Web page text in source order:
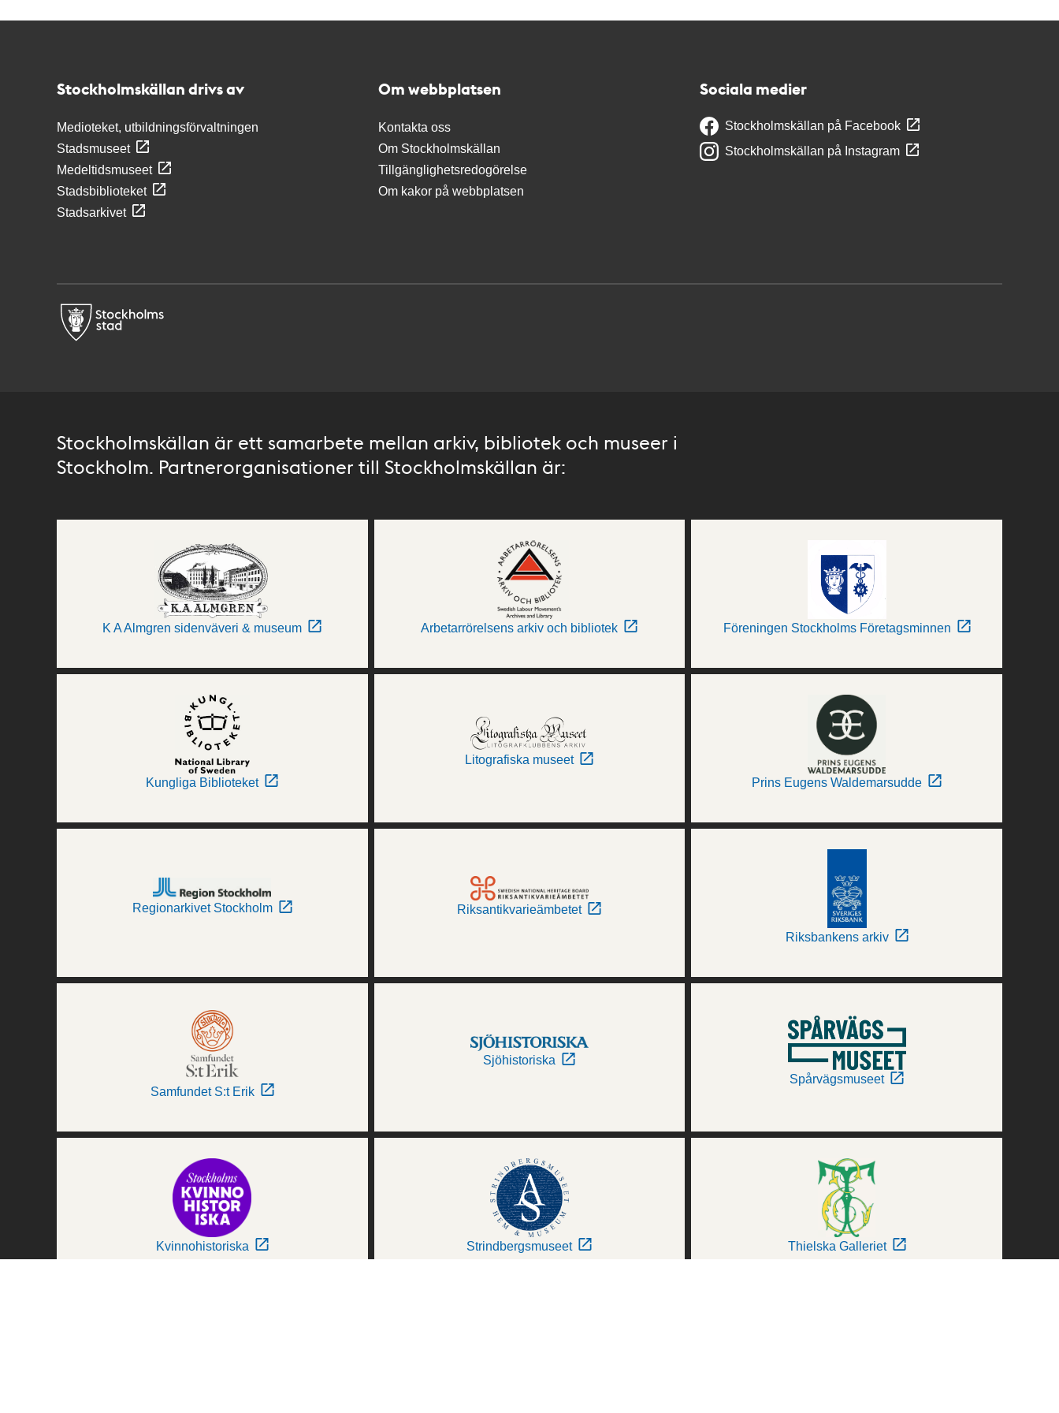
Stockholmskällan drivs av
Medioteket, utbildningsförvaltningen
Stadsmuseet
Medeltidsmuseet
Stadsbiblioteket
Stadsarkivet
Om webbplatsen
Kontakta oss
Om Stockholmskällan
Tillgänglighetsredogörelse
Om kakor på webbplatsen
Sociala medier
Stockholmskällan på Facebook
Stockholmskällan på Instagram
Stockholmskällan är ett samarbete mellan arkiv, bibliotek och museer i
Stockholm. Partnerorganisationer till Stockholmskällan är:
K A Almgren sidenväveri & museum Arbetarrörelsens arkiv och bibliotek Föreningen Stockholms Företagsminnen
Kungliga Biblioteket
Litografiska museet
Prins Eugens Waldemarsudde
Regionarkivet Stockholm Riksantikvarieämbetet
Riksbankens arkiv
Samfundet S:t Erik
Sjöhistoriska
Spårvägsmuseet
Kvinnohistoriska Strindbergsmuseet Thielska Galleriet